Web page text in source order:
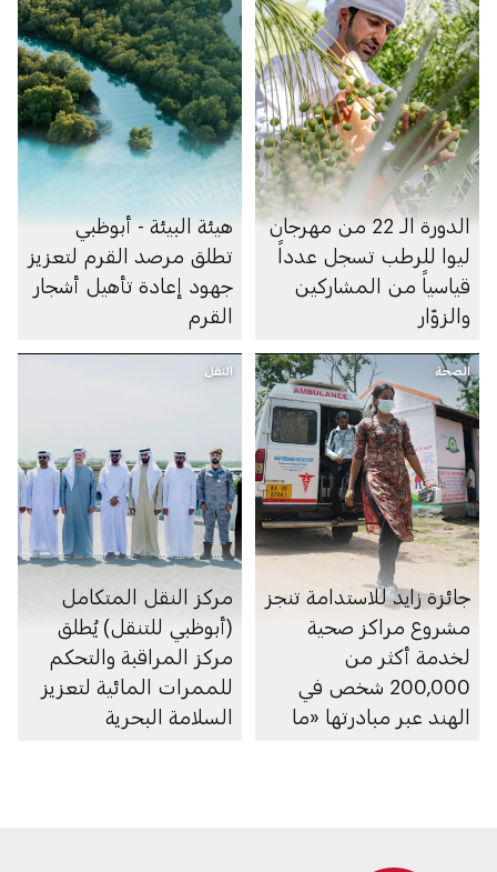
الدورة الـ 22 من مهرجان
ليوا للرطب تسجل عدداً
قياسياً من المشاركين
والزوّار
هيئة البيئة - أبوظبي
تطلق مرصد القرم لتعزيز
جهود إعادة تأهيل أشجار
القرم
الصحة
جائزة زايد للاستدامة تنجز
مشروع مراكز صحية
لخدمة أكثر من
200,000 شخص في
الهند عبر مبادرتها «ما
النقل
مركز النقل المتكامل
(أبوظبي للتنقل) يُطلق
مركز المراقبة والتحكم
للممرات المائية لتعزيز
السلامة البحرية